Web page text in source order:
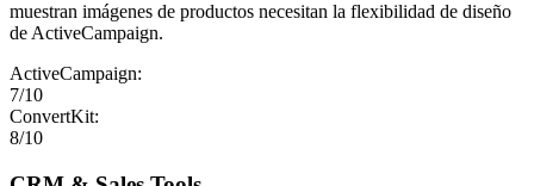
muestran imágenes de productos necesitan la flexibilidad de diseño
de ActiveCampaign.
ActiveCampaign:
7/10
ConvertKit:
8/10